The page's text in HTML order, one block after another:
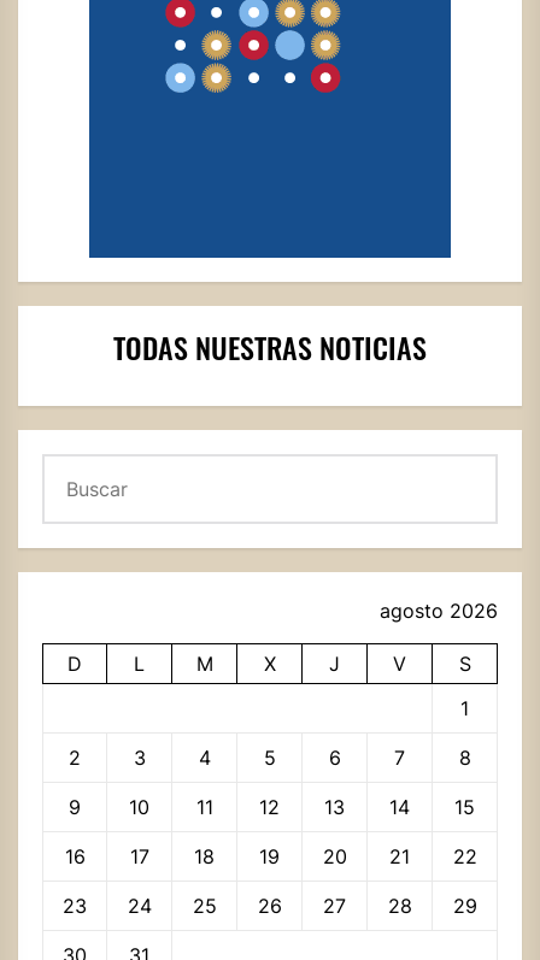
TODAS NUESTRAS NOTICIAS
agosto 2026
D L M X J V
S
1
2 3 4 5 6 7 8
9 10 11 12 13 14 15
16 17 18 19 20 21 22
23 24 25 26 27 28 29